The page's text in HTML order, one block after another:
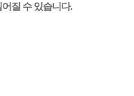
질 수 있습니다.